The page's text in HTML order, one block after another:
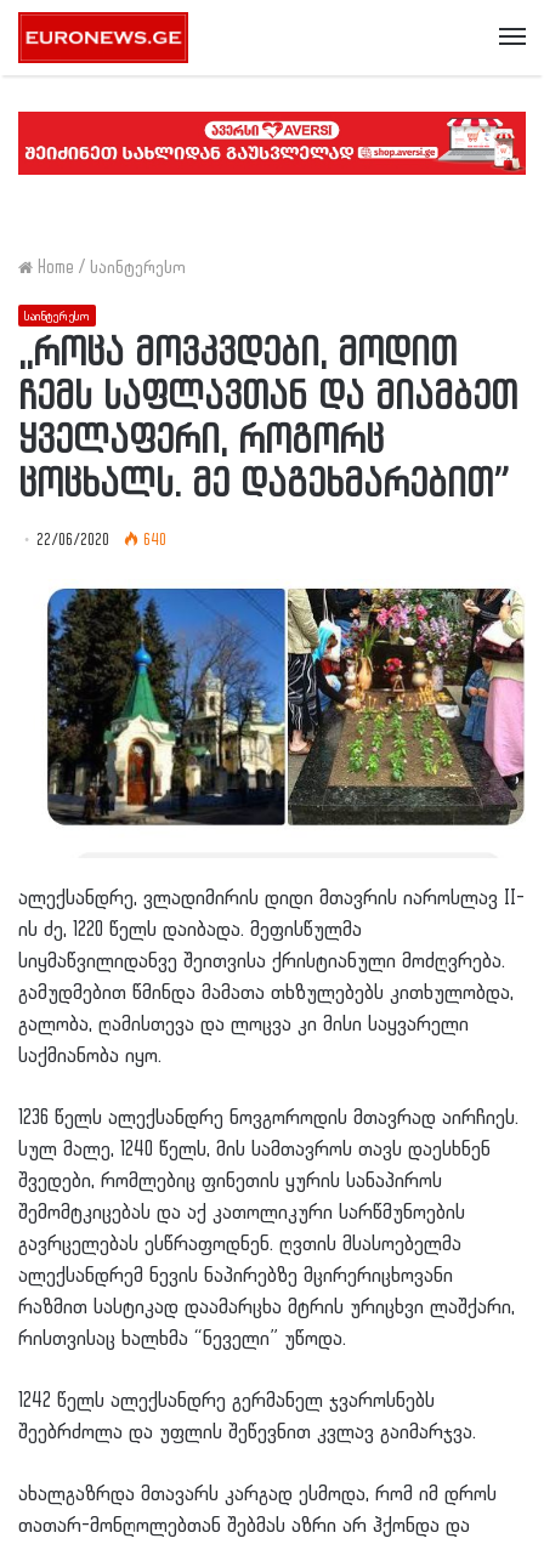
Home / საინტერესო
საინტერესო
,,როცა მოვკვდები, მოდით
ჩემს საფლავთან და მიამბეთ
ყველაფერი, როგორც
ცოცხალს. მე დაგეხმარებით”
22/06/2020 640
ალექსანდრე, ვლადიმირის დიდი მთავრის იაროსლავ II-
ის ძე, 1220 წელს დაიბადა. მეფისწულმა
სიყმაწვილიდანვე შეითვისა ქრისტიანული მოძღვრება.
გამუდმებით წმინდა მამათა თხზულებებს კითხულობდა,
გალობა, ღამისთევა და ლოცვა კი მისი საყვარელი
საქმიანობა იყო.
1236 წელს ალექსანდრე ნოვგოროდის მთავრად აირჩიეს.
სულ მალე, 1240 წელს, მის სამთავროს თავს დაესხნენ
შვედები, რომლებიც ფინეთის ყურის სანაპიროს
შემომტკიცებას და აქ კათოლიკური სარწმუნოების
გავრცელებას ესწრაფოდნენ. ღვთის მსასოებელმა
ალექსანდრემ ნევის ნაპირებზე მცირერიცხოვანი
რაზმით სასტიკად დაამარცხა მტრის ურიცხვი ლაშქარი,
რისთვისაც ხალხმა “ნეველი” უწოდა.
1242 წელს ალექსანდრე გერმანელ ჯვაროსნებს
შეებრძოლა და უფლის შეწევნით კვლავ გაიმარჯვა.
ახალგაზრდა მთავარს კარგად ესმოდა, რომ იმ დროს
თათარ-მონღოლებთან შებმას აზრი არ ჰქონდა და